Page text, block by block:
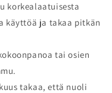
korkealaatuisesta
käyttöä ja takaa pitkän
tai osien
takaa, että nuoli